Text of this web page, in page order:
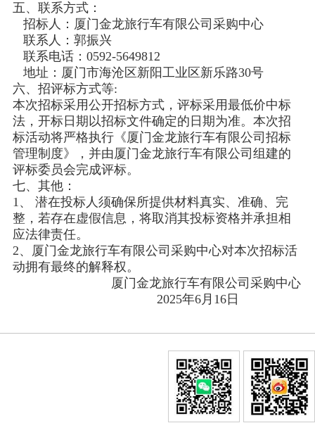
五、联系方式：
招标人：厦门金龙旅行车有限公司采购中心
联系人：郭振兴
联系电话：0592-5649812
地址：厦门市海沧区新阳工业区新乐路30号
六、招评标方式等:
本次招标采用公开招标方式，评标采用最低价中标
法，开标日期以招标文件确定的日期为准。本次招
标活动将严格执行《厦门金龙旅行车有限公司招标
管理制度》，并由厦门金龙旅行车有限公司组建的
评标委员会完成评标。
七、其他：
1、 潜在投标人须确保所提供材料真实、准确、完
整，若存在虚假信息，将取消其投标资格并承担相
应法律责任。
2、厦门金龙旅行车有限公司采购中心对本次招标活
动拥有最终的解释权。
厦门金龙旅行车有限公司采购中心
2025年6月16日